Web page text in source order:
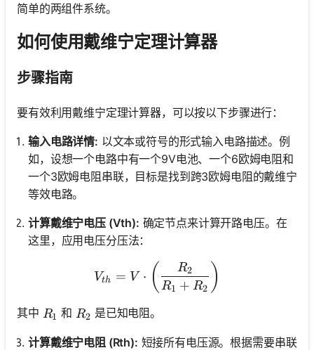
简单的两组件系统。
如何使用戴维宁定理计算器
步骤指南
要有效利用戴维宁定理计算器，可以按以下步骤进行：
输入电路详情: 以文本或符号的形式输入电路描述。例
如，设想一个电路中有一个9V电池、一个6欧姆电阻和
一个3欧姆电阻串联，目标是找到跨3欧姆电阻的戴维宁
等效电路。
计算戴维宁电压 (Vth): 确定节点来计算开路电压。在
这里，应用电压分压法：
V_{th} = V \cdot
Vth = V ⋅ ( R1 + R2
R2 )
其中 R_1
R1 和 R_2
R2 是已知电阻。
计算戴维宁电阻 (Rth): 短接所有电压源。根据需要串联